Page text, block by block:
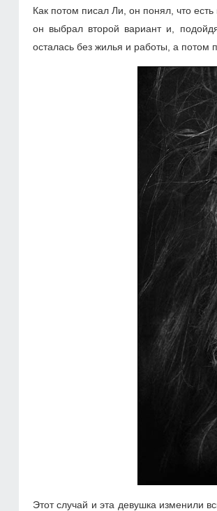
Как потом писал Ли, он понял, что есть
он выбрал второй вариант и,
осталась без жилья и работы, а потом
Этот случай и эта девушка изменили